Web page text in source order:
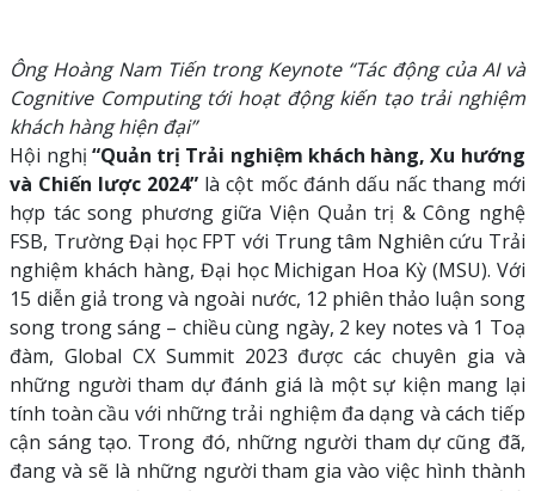
Ông Hoàng Nam Tiến trong Keynote “Tác động của AI và
Cognitive Computing tới hoạt động kiến tạo trải nghiệm
khách hàng hiện đại”
Hội nghị “Quản trị Trải nghiệm khách hàng, Xu hướng
và Chiến lược 2024” là cột mốc đánh dấu nấc thang mới
hợp tác song phương giữa Viện Quản trị & Công nghệ
FSB, Trường Đại học FPT với Trung tâm Nghiên cứu Trải
nghiệm khách hàng, Đại học Michigan Hoa Kỳ (MSU). Với
15 diễn giả trong và ngoài nước, 12 phiên thảo luận song
song trong sáng – chiều cùng ngày, 2 key notes và 1 Toạ
đàm, Global CX Summit 2023 được các chuyên gia và
những người tham dự đánh giá là một sự kiện mang lại
tính toàn cầu với những trải nghiệm đa dạng và cách tiếp
cận sáng tạo. Trong đó, những người tham dự cũng đã,
đang và sẽ là những người tham gia vào việc hình thành